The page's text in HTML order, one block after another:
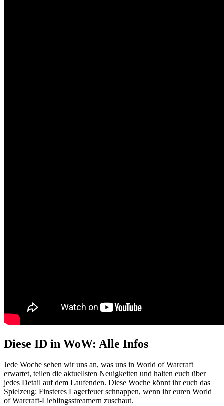
Diese ID in WoW: Alle Infos
Jede Woche sehen wir uns an, was uns in World of Warcraft
erwartet, teilen die aktuellsten Neuigkeiten und halten euch über
jedes Detail auf dem Laufenden. Diese Woche könnt ihr euch das
Spielzeug: Finsteres Lagerfeuer schnappen, wenn ihr euren World
of Warcraft-Lieblingsstreamern zuschaut.